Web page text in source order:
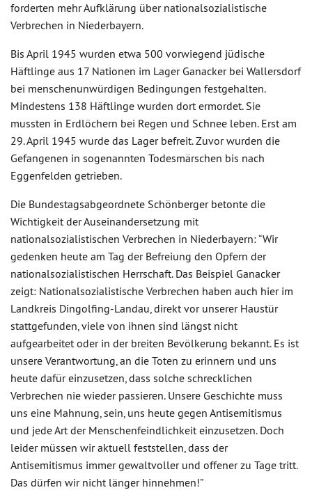
forderten mehr Aufklärung über nationalsozialistische
Verbrechen in Niederbayern.
Bis April 1945 wurden etwa 500 vorwiegend jüdische
Häftlinge aus 17 Nationen im Lager Ganacker bei Wallersdorf
bei menschenunwürdigen Bedingungen festgehalten.
Mindestens 138 Häftlinge wurden dort ermordet. Sie
mussten in Erdlöchern bei Regen und Schnee leben. Erst am
29. April 1945 wurde das Lager befreit. Zuvor wurden die
Gefangenen in sogenannten Todesmärschen bis nach
Eggenfelden getrieben.
Die Bundestagsabgeordnete Schönberger betonte die
Wichtigkeit der Auseinandersetzung mit
nationalsozialistischen Verbrechen in Niederbayern: “Wir
gedenken heute am Tag der Befreiung den Opfern der
nationalsozialistischen Herrschaft. Das Beispiel Ganacker
zeigt: Nationalsozialistische Verbrechen haben auch hier im
Landkreis Dingolfing-Landau, direkt vor unserer Haustür
stattgefunden, viele von ihnen sind längst nicht
aufgearbeitet oder in der breiten Bevölkerung bekannt. Es ist
unsere Verantwortung, an die Toten zu erinnern und uns
heute dafür einzusetzen, dass solche schrecklichen
Verbrechen nie wieder passieren. Unsere Geschichte muss
uns eine Mahnung, sein, uns heute gegen Antisemitismus
und jede Art der Menschenfeindlichkeit einzusetzen. Doch
leider müssen wir aktuell feststellen, dass der
Antisemitismus immer gewaltvoller und offener zu Tage tritt.
Das dürfen wir nicht länger hinnehmen!”